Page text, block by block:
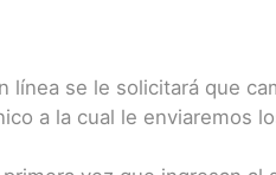
se le solicitará que
a la cual le enviaremos